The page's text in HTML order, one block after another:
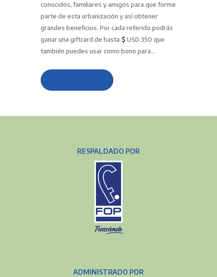
conocidos, familiares y amigos para que forme
parte de esta urbanización y así obtener
grandes beneficios. Por cada referido podrás
ganar una giftcard de hasta
USD 350 que
también puedes usar como bono para…
RESPALDADO POR
ADMINISTRADO POR